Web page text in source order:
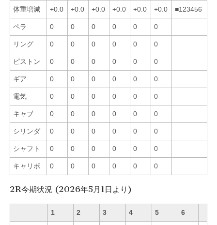
体重増減 +0.0 +0.0 +0.0 +0.0 +0.0 +0.0 ■123456
ペラ 0 0 0 0 0 0
リング 0 0 0 0 0 0
ピストン 0 0 0 0 0 0
ギア 0 0 0 0 0 0
電気 0 0 0 0 0 0
キャブ 0 0 0 0 0 0
シリンダ 0 0 0 0 0 0
シャフト 0 0 0 0 0 0
キャリボ 0 0 0 0 0 0
2R今期状況 (2026年5月1日より)
1 2 3 4 5 6